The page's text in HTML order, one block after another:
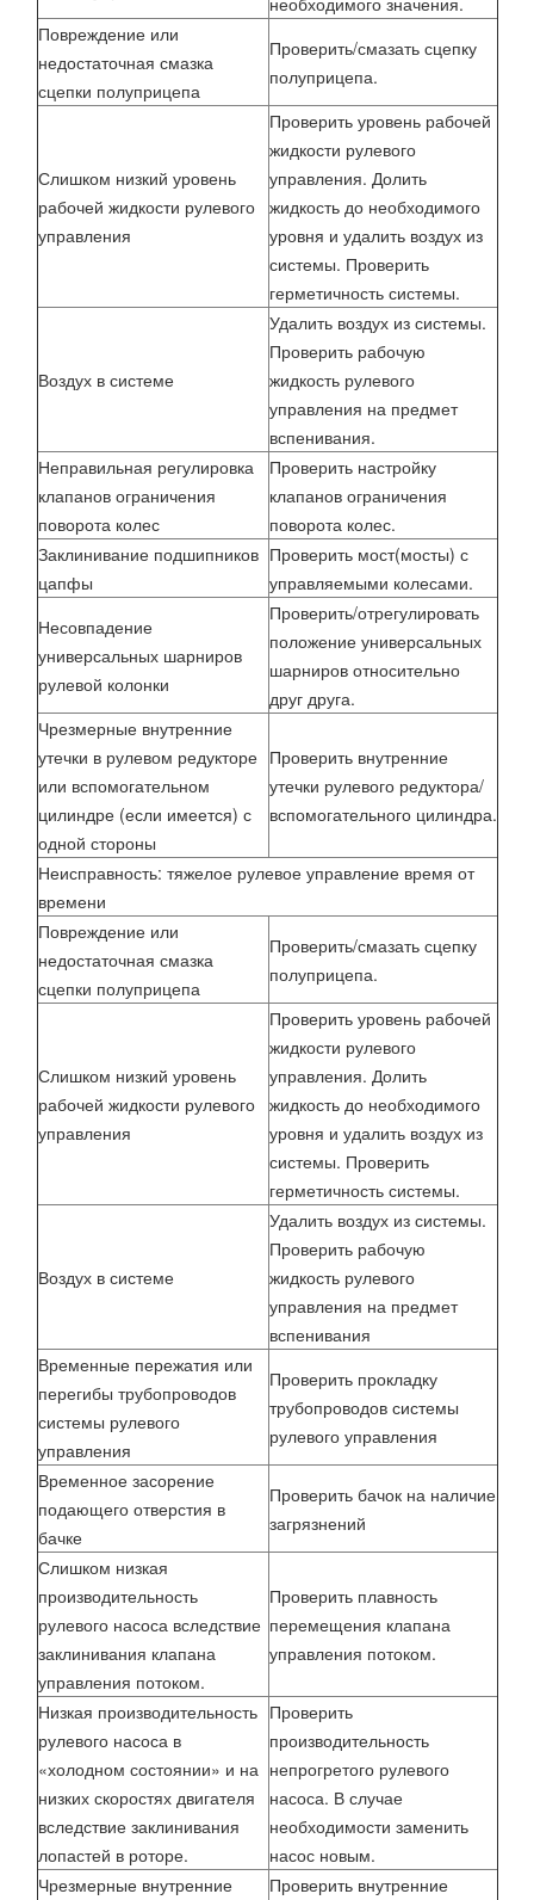
Повреждение или
недостаточная смазка
сцепки полуприцепа
Проверить/смазать сцепку
полуприцепа.
Слишком низкий уровень
рабочей жидкости рулевого
управления
Проверить уровень рабочей
жидкости рулевого
управления. Долить
жидкость до необходимого
уровня и удалить воздух из
системы. Проверить
герметичность системы.
Воздух в системе
Удалить воздух из системы.
Проверить рабочую
жидкость рулевого
управления на предмет
вспенивания.
Неправильная регулировка
клапанов ограничения
поворота колес
Проверить настройку
клапанов ограничения
поворота колес.
Заклинивание подшипников
цапфы
Проверить мост(мосты) с
управляемыми колесами.
Несовпадение
универсальных шарниров
рулевой колонки
Проверить/отрегулировать
положение универсальных
шарниров относительно
друг друга.
Чрезмерные внутренние
утечки в рулевом редукторе
или вспомогательном
цилиндре (если имеется) с
одной стороны
Проверить внутренние
утечки рулевого редуктора/
вспомогательного цилиндра.
Неисправность: тяжелое рулевое управление время от
времени
Повреждение или
недостаточная смазка
сцепки полуприцепа
Проверить/смазать сцепку
полуприцепа.
Слишком низкий уровень
рабочей жидкости рулевого
управления
Проверить уровень рабочей
жидкости рулевого
управления. Долить
жидкость до необходимого
уровня и удалить воздух из
системы. Проверить
герметичность системы.
Воздух в системе
Удалить воздух из системы.
Проверить рабочую
жидкость рулевого
управления на предмет
вспенивания
Временные пережатия или
перегибы трубопроводов
системы рулевого
управления
Проверить прокладку
трубопроводов системы
рулевого управления
Временное засорение
подающего отверстия в
бачке
Проверить бачок на наличие
загрязнений
Слишком низкая
производительность
рулевого насоса вследствие
заклинивания клапана
управления потоком.
Проверить плавность
перемещения клапана
управления потоком.
Низкая производительность
рулевого насоса в
«холодном состоянии» и на
низких скоростях двигателя
вследствие заклинивания
лопастей в роторе.
Проверить
производительность
непрогретого рулевого
насоса. В случае
необходимости заменить
насос новым.
Чрезмерные внутренние
Проверить внутренние